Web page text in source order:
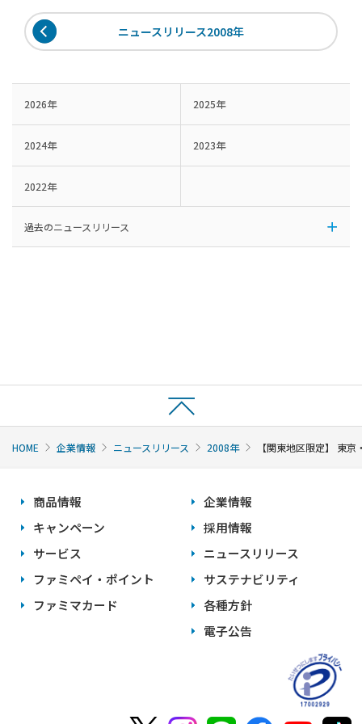
ニュースリリース2008年
2026年 2025年
2024年 2023年
2022年
過去のニュースリリース
HOME 企業情報 ニュースリリース 2008年 【関東地区限定】 東
商品情報
キャンペーン
サービス
ファミペイ・ポイント
ファミマカード
企業情報
採用情報
ニュースリリース
サステナビリティ
各種方針
電子公告